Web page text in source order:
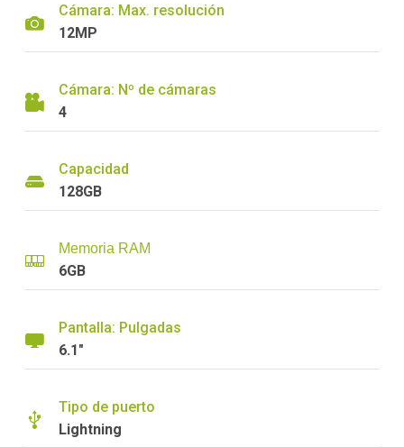
Cámara: Max. resolución
12MP
Cámara: Nº de cámaras
4
Capacidad
128GB
Memoria RAM
6GB
Pantalla: Pulgadas
6.1"
Tipo de puerto
Lightning